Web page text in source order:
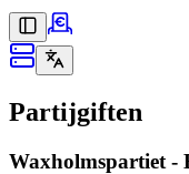
Partijgiften
Waxholmspartiet -